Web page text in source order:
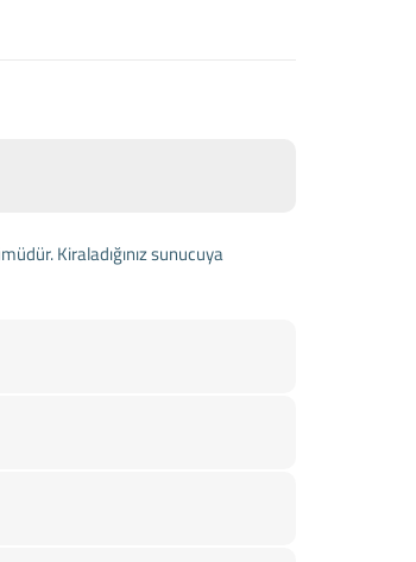
Kiraladığınız sunucuya